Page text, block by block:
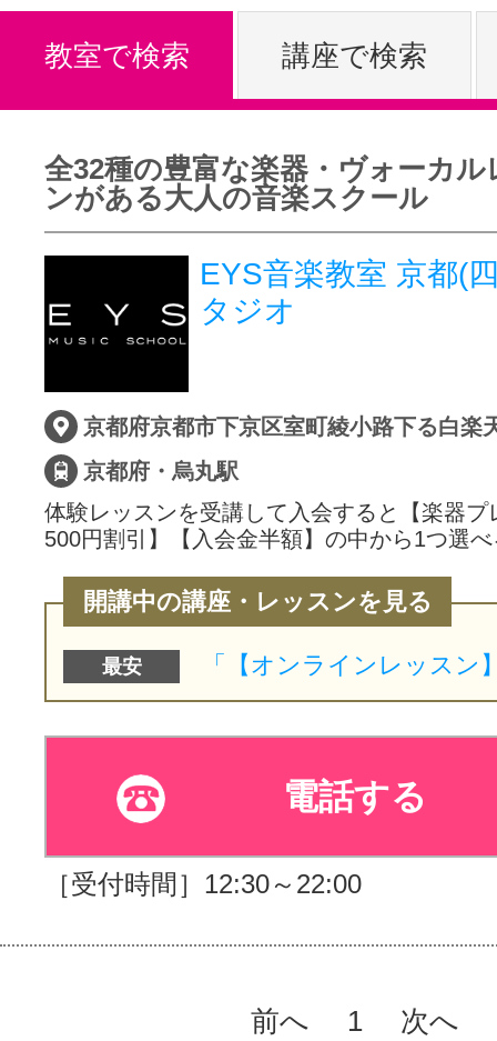
やりたいこ
特集をみる
グッドスク
サイトマッ
教室で検索 講座で検索
全32種の豊富な楽器・ヴォーカル
ンがある大人の音楽スクール
EYS音楽教室 京都(
タジオ
京都府・烏丸駅
体験レッスンを受講して入会すると【楽器プ
500円割引】【入会金半額】の中から1つ選
開講中の講座・レッスンを見る
最安
電話する
［受付時間］12:30～22:00
前へ 1 次へ